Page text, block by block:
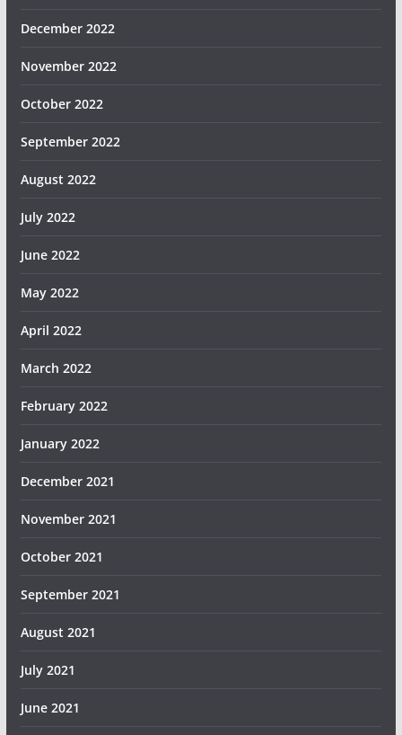
December 2022
November 2022
October 2022
September 2022
August 2022
July 2022
June 2022
May 2022
April 2022
March 2022
February 2022
January 2022
December 2021
November 2021
October 2021
September 2021
August 2021
July 2021
June 2021